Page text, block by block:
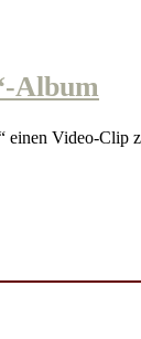
Album
einen Video-